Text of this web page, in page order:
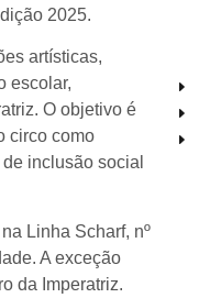
2025.
artísticas,
escolar,
O objetivo é
circo como
inclusão social
Linha Scharf, nº
A exceção
da Imperatriz.